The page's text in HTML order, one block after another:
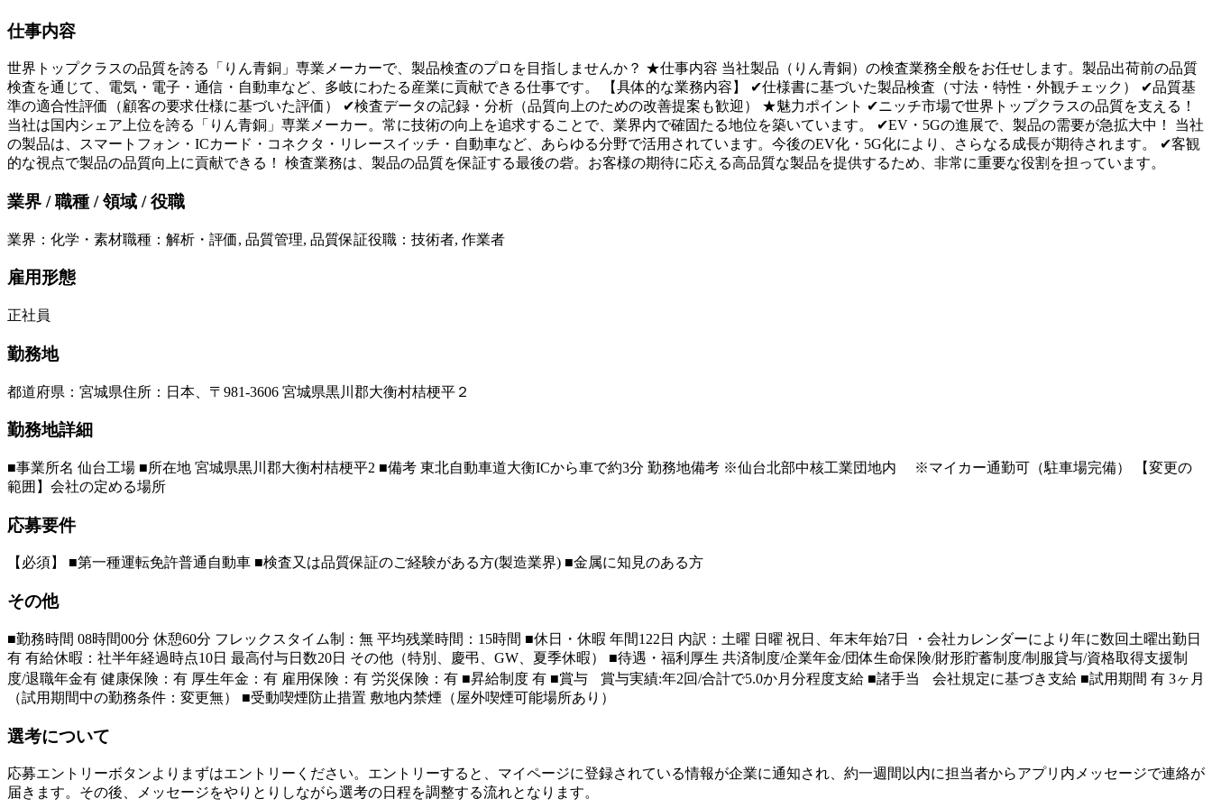
仕事内容
世界トップクラスの品質を誇る「りん青銅」専業メーカーで、製品検査のプロを目指しませんか？ ★仕事内容 当社製品（りん青銅）の検査業務全般をお任せします。製品出荷前の品質
検査を通じて、電気・電子・通信・自動車など、多岐にわたる産業に貢献できる仕事です。 【具体的な業務内容】 ✔仕様書に基づいた製品検査（寸法・特性・外観チェック） ✔品質基
準の適合性評価（顧客の要求仕様に基づいた評価） ✔検査データの記録・分析（品質向上のための改善提案も歓迎） ★魅力ポイント ✔ニッチ市場で世界トップクラスの品質を支える！
当社は国内シェア上位を誇る「りん青銅」専業メーカー。常に技術の向上を追求することで、業界内で確固たる地位を築いています。 ✔EV・5Gの進展で、製品の需要が急拡大中！ 当社
の製品は、スマートフォン・ICカード・コネクタ・リレースイッチ・自動車など、あらゆる分野で活用されています。今後のEV化・5G化により、さらなる成長が期待されます。 ✔客観
的な視点で製品の品質向上に貢献できる！ 検査業務は、製品の品質を保証する最後の砦。お客様の期待に応える高品質な製品を提供するため、非常に重要な役割を担っています。
業界 / 職種 / 領域 / 役職
業界 ： 化学・素材職種 ： 解析・評価, 品質管理, 品質保証役職 ： 技術者, 作業者
雇用形態
正社員
勤務地
都道府県 ： 宮城県住所 ： 日本、〒981-3606 宮城県黒川郡大衡村桔梗平２
勤務地詳細
■事業所名 仙台工場 ■所在地 宮城県黒川郡大衡村桔梗平2 ■備考 東北自動車道大衡ICから車で約3分 勤務地備考 ※仙台北部中核工業団地内 ※マイカー通勤可（駐車場完備） 【変更の
範囲】会社の定める場所
応募要件
【必須】 ■第一種運転免許普通自動車 ■検査又は品質保証のご経験がある方(製造業界) ■金属に知見のある方
その他
■勤務時間 08時間00分 休憩60分 フレックスタイム制：無 平均残業時間：15時間 ■休日・休暇 年間122日 内訳：土曜 日曜 祝日、年末年始7日 ・会社カレンダーにより年に数回土曜出勤日
有 有給休暇：社半年経過時点10日 最高付与日数20日 その他（特別、慶弔、GW、夏季休暇） ■待遇・福利厚生 共済制度/企業年金/団体生命保険/財形貯蓄制度/制服貸与/資格取得支援制
度/退職年金有 健康保険：有 厚生年金：有 雇用保険：有 労災保険：有 ■昇給制度 有 ■賞与 賞与実績:年2回/合計で5.0か月分程度支給 ■諸手当 会社規定に基づき支給 ■試用期間 有 3ヶ月
（試用期間中の勤務条件：変更無） ■受動喫煙防止措置 敷地内禁煙（屋外喫煙可能場所あり）
選考について
応募エントリーボタンよりまずはエントリーください。エントリーすると、マイページに登録されている情報が企業に通知され、約一週間以内に担当者からアプリ内メッセージで連絡が
届きます。その後、メッセージをやりとりしながら選考の日程を調整する流れとなります。